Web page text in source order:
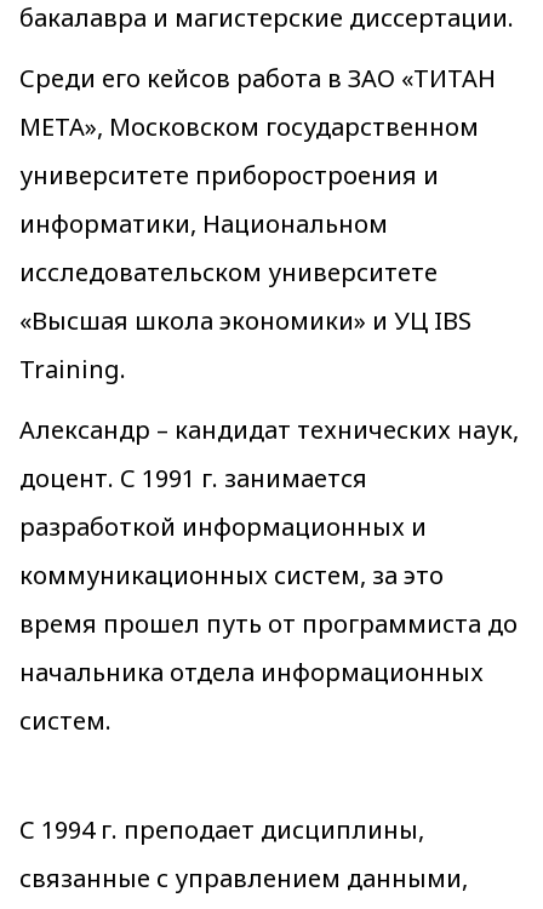
бакалавра и магистерские диссертации.
Среди его кейсов работа в ЗАО «ТИТАН
МЕТА», Московском государственном
университете приборостроения и
информатики, Национальном
исследовательском университете
«Высшая школа экономики» и УЦ IBS
Training.
Александр – кандидат технических наук,
доцент. С 1991 г. занимается
разработкой информационных и
коммуникационных систем, за это
время прошел путь от программиста до
начальника отдела информационных
систем.
С 1994 г. преподает дисциплины,
связанные с управлением данными,